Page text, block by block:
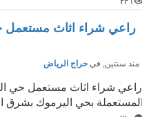
راعي شراء اثاث مستعمل حي
منذ سنتين, فيحراج الرياض
راعي شراء اثاث مستعمل حي
المستعملة بحي اليرموك